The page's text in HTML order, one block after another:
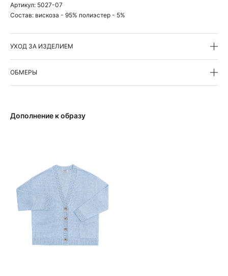
Артикул: 5027-07
Состав: вискоза - 95% полиэстер - 5%
УХОД ЗА ИЗДЕЛИЕМ
ОБМЕРЫ
Дополнение к образу